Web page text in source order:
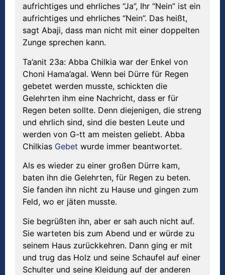
aufrichtiges und ehrliches “Ja”, Ihr “Nein” ist ein
aufrichtiges und ehrliches “Nein”. Das heißt,
sagt Abaji, dass man nicht mit einer doppelten
Zunge sprechen kann.
Ta’anit 23a: Abba Chilkia war der Enkel von
Choni Hama’agal. Wenn bei Dürre für Regen
gebetet werden musste, schickten die
Gelehrten ihm eine Nachricht, dass er für
Regen beten sollte. Denn diejenigen, die streng
und ehrlich sind, sind die besten Leute und
werden von G-tt am meisten geliebt. Abba
Chilkias Gebet wurde immer beantwortet.
Als es wieder zu einer großen Dürre kam,
baten ihn die Gelehrten, für Regen zu beten.
Sie fanden ihn nicht zu Hause und gingen zum
Feld, wo er jäten musste.
Sie begrüßten ihn, aber er sah auch nicht auf.
Sie warteten bis zum Abend und er würde zu
seinem Haus zurückkehren. Dann ging er mit
und trug das Holz und seine Schaufel auf einer
Schulter und seine Kleidung auf der anderen